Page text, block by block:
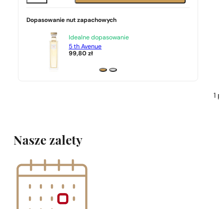
Dopasowanie nut zapachowych
Idealne dopasowanie
5 th Avenue
99,80zł
1
Nasze zalety